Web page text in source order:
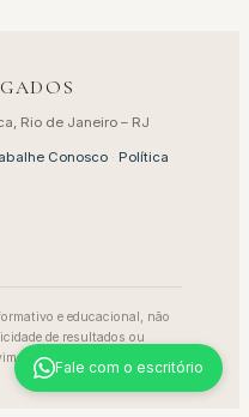
Rio de Janeiro – RJ
Conosco · Política
e educacional, não
de resultados ou
205/2021 da OAB.
Fale com o escritório